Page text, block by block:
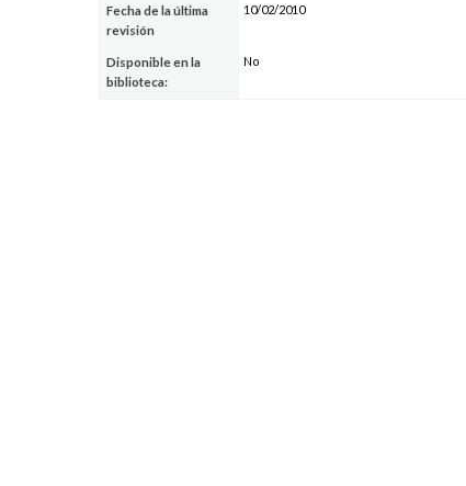
Fecha de la última
revisión
10/02/2010
Disponible en la
biblioteca:
No